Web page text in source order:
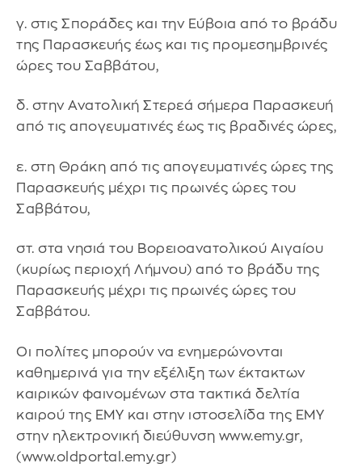
γ. στις Σποράδες και την Εύβοια από το βράδυ
της Παρασκευής έως και τις προμεσημβρινές
ώρες του Σαββάτου,
δ. στην Ανατολική Στερεά σήμερα Παρασκευή
από τις απογευματινές έως τις βραδινές ώρες,
ε. στη Θράκη από τις απογευματινές ώρες της
Παρασκευής μέχρι τις πρωινές ώρες του
Σαββάτου,
στ. στα νησιά του Βορειοανατολικού Αιγαίου
(κυρίως περιοχή Λήμνου) από το βράδυ της
Παρασκευής μέχρι τις πρωινές ώρες του
Σαββάτου.
Οι πολίτες μπορούν να ενημερώνονται
καθημερινά για την εξέλιξη των έκτακτων
καιρικών φαινομένων στα τακτικά δελτία
καιρού της ΕΜΥ και στην ιστοσελίδα της ΕΜΥ
στην ηλεκτρονική διεύθυνση www.emy.gr,
(www.oldportal.emy.gr)